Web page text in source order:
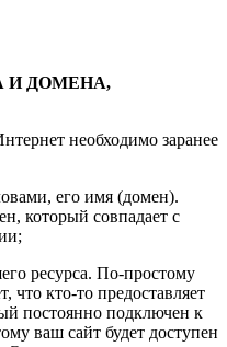
И ДОМЕНА,
необходимо заранее
его имя (домен).
который совпадает с
ресурса. По-простому
что кто-то предоставляет
постоянно подключен к
ваш сайт будет доступен